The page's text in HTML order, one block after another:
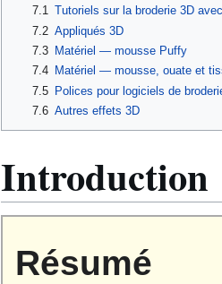
7.1 Tutoriels sur la broderie 3D
7.2 Appliqués 3D
7.3
Matériel — mousse Puffy
7.4
Matériel — mousse, ouate et
7.5 Polices pour logiciels de
7.6 Autres effets 3D
Introduction
Résumé